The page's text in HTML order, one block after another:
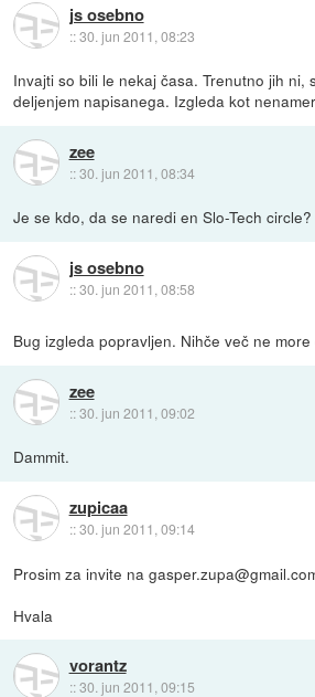
js osebno
::30. jun 2011, 08:23
Invajti so bili le nekaj časa. Trenutno jih ni,
deljenjem napisanega. Izgleda kot
zee
::30. jun 2011, 08:34
Je se kdo, da se naredi en Slo-Tech circle?
js osebno
::30. jun 2011, 08:58
Bug izgleda popravljen. Nihče več ne
zee
::30. jun 2011, 09:02
Dammit.
zupicaa
::30. jun 2011, 09:14
Prosim za invite na
Hvala
vorantz
::30. jun 2011, 09:15